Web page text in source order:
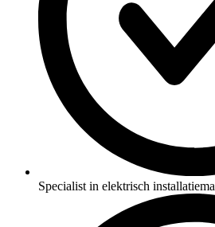
Specialist in elektrisch